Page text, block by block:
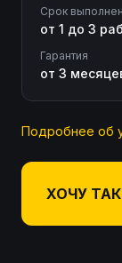
Срок
от 1 до 3
Гарантия
от 3
Подробнее об
ХОЧУ